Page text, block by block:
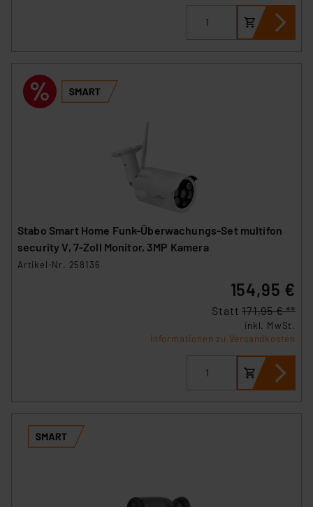
Stabo Smart Home Funk-Überwachungs-Set multifon
security V, 7-Zoll Monitor, 3MP Kamera
Artikel-Nr. 258136
154,95 €
Statt171,95 € **
inkl. MwSt.
Informationen zu Versandkosten